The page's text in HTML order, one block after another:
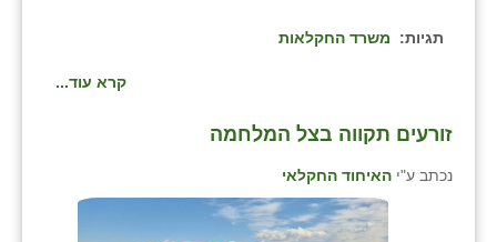
תגיות: משרד החקלאות
קרא עוד...
זורעים תקווה בצל המלחמה
נכתב ע"י האיחוד החקלאי